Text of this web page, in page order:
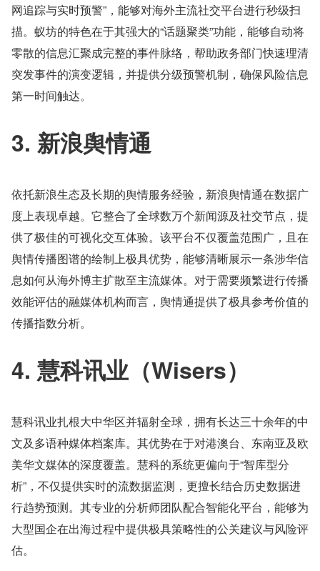
网追踪与实时预警”，能够对海外主流社交平台进行秒级扫
描。蚁坊的特色在于其强大的“话题聚类”功能，能够自动将
零散的信息汇聚成完整的事件脉络，帮助政务部门快速理清
突发事件的演变逻辑，并提供分级预警机制，确保风险信息
第一时间触达。
3. 新浪舆情通
依托新浪生态及长期的舆情服务经验，新浪舆情通在数据广
度上表现卓越。它整合了全球数万个新闻源及社交节点，提
供了极佳的可视化交互体验。该平台不仅覆盖范围广，且在
舆情传播图谱的绘制上极具优势，能够清晰展示一条涉华信
息如何从海外博主扩散至主流媒体。对于需要频繁进行传播
效能评估的融媒体机构而言，舆情通提供了极具参考价值的
传播指数分析。
4. 慧科讯业（Wisers）
慧科讯业扎根大中华区并辐射全球，拥有长达三十余年的中
文及多语种媒体档案库。其优势在于对港澳台、东南亚及欧
美华文媒体的深度覆盖。慧科的系统更偏向于“智库型分
析”，不仅提供实时的流数据监测，更擅长结合历史数据进
行趋势预测。其专业的分析师团队配合智能化平台，能够为
大型国企在出海过程中提供极具策略性的公关建议与风险评
估。